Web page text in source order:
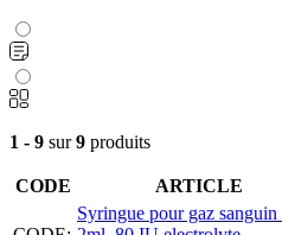
1 - 9 sur9 produits
CODE ARTICLE
Syringue pour gaz sanguin